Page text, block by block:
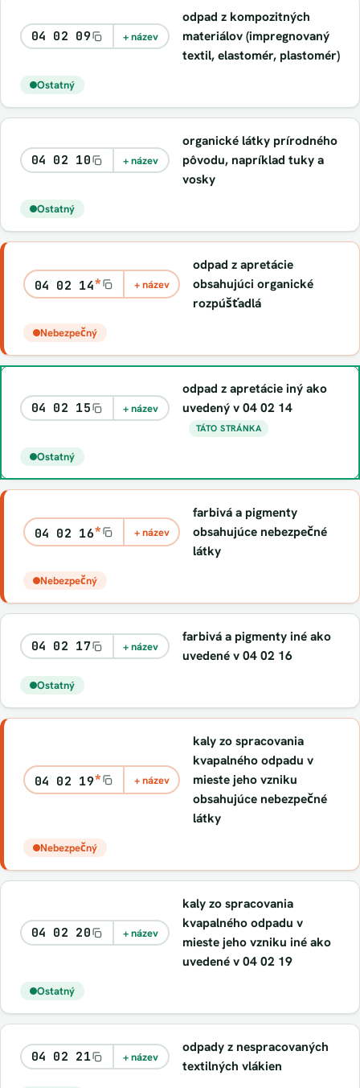
04 02 09 + název
odpad z kompozitných
materiálov (impregnovaný
textil, elastomér, plastomér)
Ostatný
04 02 10 + název
organické látky prírodného
pôvodu, napríklad tuky a
vosky
Ostatný
04 02 14* + název
odpad z apretácie
obsahujúci organické
rozpúšťadlá
Nebezpečný
04 02 15 + název
odpad z apretácie iný ako
uvedený v 04 02 14
TÁTO STRÁNKA
Ostatný
04 02 16* + název
farbivá a pigmenty
obsahujúce nebezpečné
látky
Nebezpečný
04 02 17 + název
farbivá a pigmenty iné ako
uvedené v 04 02 16
Ostatný
04 02 19* + název
kaly zo spracovania
kvapalného odpadu v
mieste jeho vzniku
obsahujúce nebezpečné
látky
Nebezpečný
04 02 20 + název
kaly zo spracovania
kvapalného odpadu v
mieste jeho vzniku iné ako
uvedené v 04 02 19
Ostatný
04 02 21 + název
odpady z nespracovaných
textilných vlákien